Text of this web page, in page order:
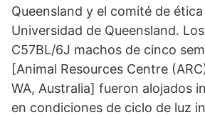
Queensland y el comité de
Universidad de Queensland.
C57BL/6J machos de cinco
[Animal Resources Centre
WA, Australia] fueron alojados
en condiciones de ciclo de luz